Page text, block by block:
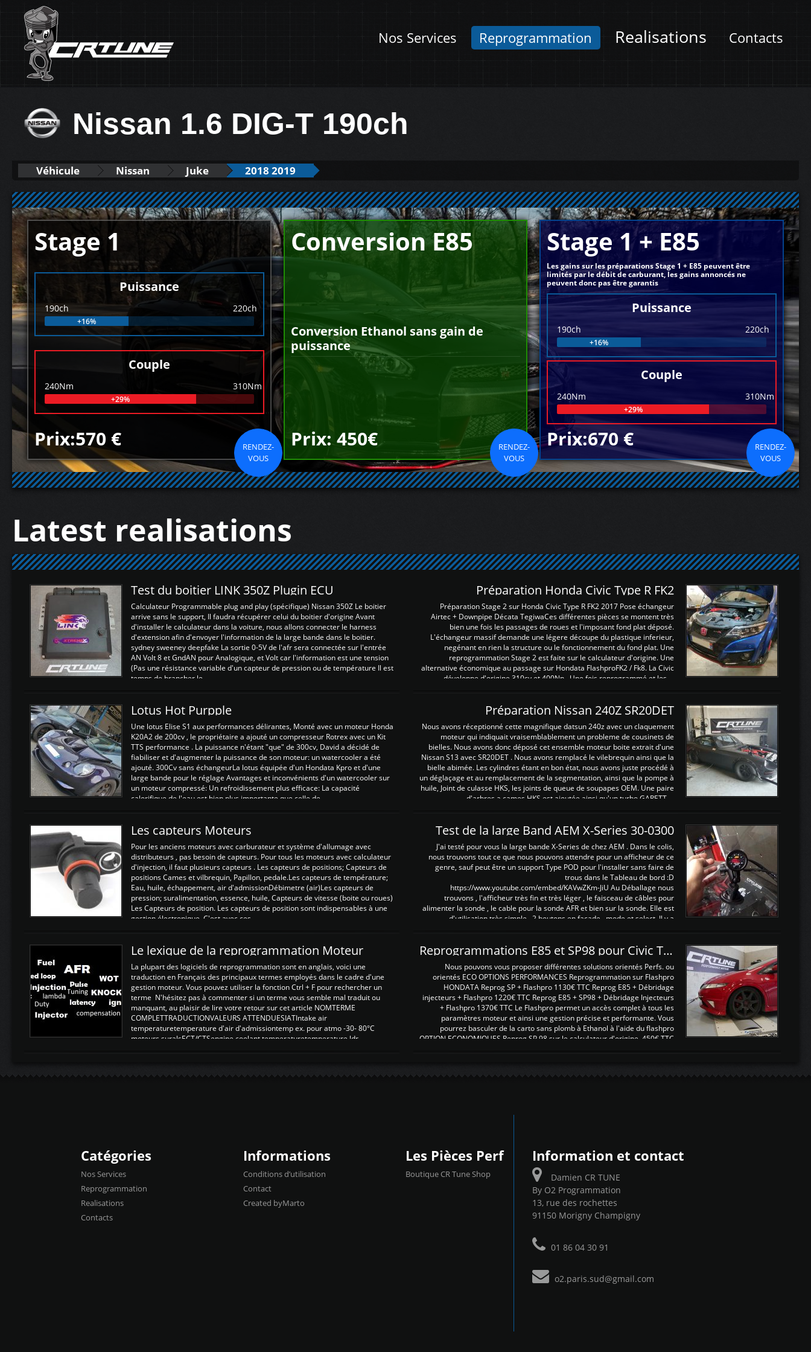
Nos Services Reprogrammation Realisations Contacts
Nissan 1.6 DIG-T 190ch
Véhicule Nissan Juke 2018 2019
Stage 1
Puissance
190ch 220ch
+16%
Couple
240Nm 310Nm
+29%
Prix:570 €
RENDEZ-
VOUS
Conversion E85
Conversion Ethanol sans gain de
puissance
Prix: 450€
RENDEZ-
VOUS
Stage 1 + E85
Les gains sur les préparations Stage 1 + E85 peuvent être
limités par le débit de carburant, les gains annoncés ne
peuvent donc pas être garantis
Puissance
190ch 220ch
+16%
Couple
240Nm 310Nm
+29%
Prix:670 €
RENDEZ-
VOUS
Latest realisations
Test du boitier LINK 350Z Plugin ECU
Calculateur Programmable plug and play (spécifique) Nissan 350Z Le boitier
arrive sans le support, Il faudra récupérer celui du boitier d'origine Avant
d'installer le calculateur dans la voiture, nous allons connecter le harness
d'extension afin d'envoyer l'information de la large bande dans le boitier.
sydney sweeney deepfake La sortie 0-5V de l'afr sera connectée sur l'entrée
AN Volt 8 et GndAN pour Analogique, et Volt car l'information est une tension
(Pas une résistance variable d'un capteur de pression ou de température Il est
temps de brancher le ...
Préparation Honda Civic Type R FK2
Préparation Stage 2 sur Honda Civic Type R FK2 2017 Pose échangeur
Airtec + Downpipe Décata TegiwaCes différentes pièces se montent très
bien une fois les passages de roues et l'imposant fond plat déposé.
L'échangeur massif demande une légere découpe du plastique inferieur,
negénant en rien la structure ou le fonctionnement du fond plat. Une
reprogrammation Stage 2 est faite sur le calculateur d'origine. Une
alternative économique au passage sur Hondata FlashproFK2 / Fk8. La Civic
développe d'origine 310cv et 400Nn , Une fois reprogrammé et les ...
Lotus Hot Purpple
Une lotus Elise S1 aux performances délirantes, Monté avec un moteur Honda
K20A2 de 200cv , le propriétaire a ajouté un compresseur Rotrex avec un Kit
TTS performance . La puissance n'étant "que" de 300cv, David a décidé de
fiabiliser et d'augmenter la puissance de son moteur: un watercooler a été
ajouté. 300Cv sans échangeurLa lotus équipée d'un Hondata Kpro et d'une
large bande pour le réglage Avantages et inconvénients d'un watercooler sur
un moteur compressé: Un refroidissement plus efficace: La capacité
calorifique de l'eau est bien plus importante que celle de ...
Préparation Nissan 240Z SR20DET
Nous avons réceptionné cette magnifique datsun 240z avec un claquement
moteur qui indiquait vraisemblablement un probleme de cousinets de
bielles. Nous avons donc déposé cet ensemble moteur boite extrait d'une
Nissan S13 avec SR20DET . Nous avons remplacé le vilebrequin ainsi que la
bielle abimée. Les cylindres étant en bon état, nous avons juste procédé à
un déglaçage et au remplacement de la segmentation, ainsi que la pompe à
huile, Joint de culasse HKS, les joints de queue de soupapes OEM. Une paire
d'arbres a cames HKS est ajoutée ainsi qu'un turbo GARETT ...
Les capteurs Moteurs
Pour les anciens moteurs avec carburateur et système d'allumage avec
distributeurs , pas besoin de capteurs. Pour tous les moteurs avec calculateur
d'injection, il faut plusieurs capteurs . Les capteurs de positions; Capteurs de
positions Cames et vilbrequin, Papillon, pedale.Les capteurs de température;
Eau, huile, échappement, air d'admissionDébimetre (air)Les capteurs de
pression; suralimentation, essence, huile, Capteurs de vitesse (boite ou roues)
Les Capteurs de position. Les capteurs de position sont indispensables à une
gestion électronique. C'est avec ces ...
Test de la large Band AEM X-Series 30-0300
J'ai testé pour vous la large bande X-Series de chez AEM . Dans le colis,
nous trouvons tout ce que nous pouvons attendre pour un afficheur de ce
genre, sauf peut être un support Type POD pour l'installer sans faire de
trous dans le Tableau de bord :D
https://www.youtube.com/embed/KAVwZKm-JiU Au Déballage nous
trouvons , l'afficheur très fin et très léger , le faisceau de câbles pour
alimenter la sonde , le cable pour la sonde AFR et bien sur la sonde. Elle est
d'utilisation très simple , 2 boutons en façade , mode et select. Il y a
Le lexique de la reprogrammation Moteur
La plupart des logiciels de reprogrammation sont en anglais, voici une
traduction en Français des principaux termes employés dans le cadre d'une
gestion moteur. Vous pouvez utiliser la fonction Ctrl + F pour rechercher un
terme N'hésitez pas à commenter si un terme vous semble mal traduit ou
manquant, au plaisir de lire votre retour sur cet article NOMTERME
COMPLETTRADUCTIONVALEURS ATTENDUESIATIntake air
temperaturetemperature d'air d'admissiontemp ex. pour atmo -30- 80°C
moteurs suralsECT/CTSengine coolant temperaturetemperature ldr
Reprogrammations E85 et SP98 pour Civic Type R FN2
Nous pouvons vous proposer différentes solutions orientés Perfs. ou
orientés ECO OPTIONS PERFORMANCES Reprogrammation sur Flashpro
HONDATA Reprog SP + Flashpro 1130€ TTC Reprog E85 + Débridage
injecteurs + Flashpro 1220€ TTC Reprog E85 + SP98 + Débridage Injecteurs
+ Flashpro 1370€ TTC Le Flashpro permet un accès complet à tous les
paramètres moteur et ainsi une gestion précise et performante. Vous
pourrez basculer de la carto sans plomb à Ethanol à l'aide du flashpro
OPTION ECONOMIQUES Reprog SP 98 sur le calculateur d'origine 450€ TTC
Catégories
Nos Services
Reprogrammation
Realisations
Contacts
Informations
Conditions d’utilisation
Contact
Created byMarto
Les Pièces Perf
Boutique CR Tune Shop
Information et contact
Damien CR TUNE
By O2 Programmation
13, rue des rochettes
91150 Morigny Champigny
01 86 04 30 91
o2.paris.sud@gmail.com